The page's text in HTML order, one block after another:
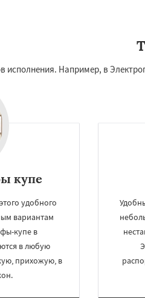
исполнения. Например, в
купе
удобного
вариантам
купе в
в любую
прихожую, в